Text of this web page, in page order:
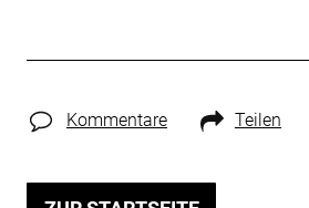
Kommentare Teilen